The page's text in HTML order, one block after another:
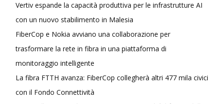
Vertiv espande la capacità produttiva per le infrastrutture AI
con un nuovo stabilimento in Malesia
FiberCop e Nokia avviano una collaborazione per
trasformare la rete in fibra in una piattaforma di
monitoraggio intelligente
La fibra FTTH avanza: FiberCop collegherà altri 477 mila civici
con il Fondo Connettività